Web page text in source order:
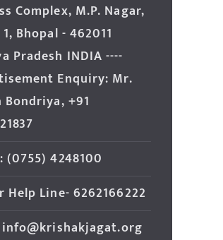
Complex, M.P. Nagar,
Bhopal - 462011
Pradesh INDIA ----
Enquiry: Mr.
Bondriya, +91
(0755) 4248100
Help Line- 6262166222
info@krishakjagat.org